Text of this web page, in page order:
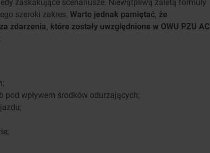
szeroki zakres. Warto jednak pamiętać, że
zdarzenia, które zostały uwzględnione w OWU PZU AC
wpływem środków odurzających;